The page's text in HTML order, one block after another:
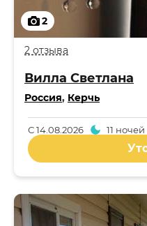
2
2 отзыва
Вилла Светлана
Россия, Керчь
С14.08.2026 11 ночей